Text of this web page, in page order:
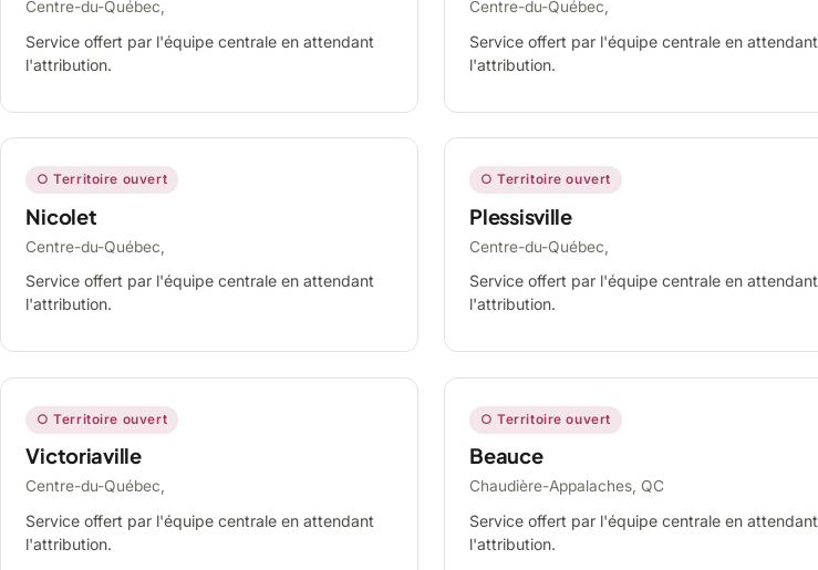
Centre-du-Québec,
Service offert par l'équipe centrale en attendant
l'attribution.
Centre-du-Québec,
Service offert par l'équipe centrale en attendant
l'attribution.
○ Territoire ouvert
Nicolet
Centre-du-Québec,
Service offert par l'équipe centrale en attendant
l'attribution.
○ Territoire ouvert
Plessisville
Centre-du-Québec,
Service offert par l'équipe centrale en attendant
l'attribution.
○ Territoire ouvert
Victoriaville
Centre-du-Québec,
Service offert par l'équipe centrale en attendant
l'attribution.
○ Territoire ouvert
Beauce
Chaudière-Appalaches, QC
Service offert par l'équipe centrale en attendant
l'attribution.